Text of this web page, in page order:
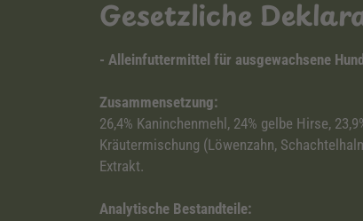
Gesetzliche
- Alleinfuttermittel für ausgewachsene
Zusammensetzung:
26,4% Kaninchenmehl, 24% gelbe Hirse,
Kräutermischung (Löwenzahn,
Extrakt.
Analytische Bestandteile: